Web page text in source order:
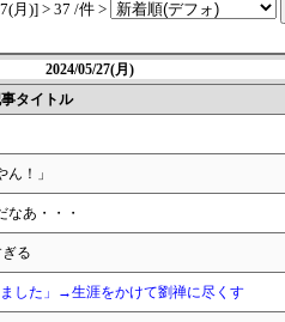
月)] > 37 /件 >
2024/05/27(月)
タイトル
！」
なあ・・・
る
した」→生涯をかけて劉禅に尽くす